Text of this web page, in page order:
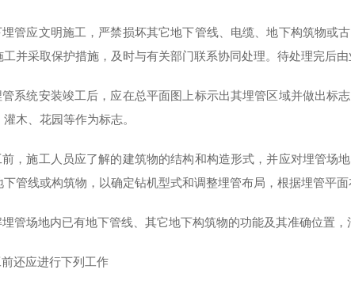
管应文明施工，严禁损坏其它地下管线、电缆、地下构筑物或
工并采取保护措施，及时与有关部门联系协同处理。待处理完后由
系统安装竣工后，应在总平面图上标示出其埋管区域并做出标
木、花园等作为标志。
，施工人员应了解的建筑物的结构和构造形式，并应对埋管场
下管线或构筑物，以确定钻机型式和调整埋管布局，根据埋管平
管场地内已有地下管线、其它地下构筑物的功能及其准确位置
还应进行下列工作